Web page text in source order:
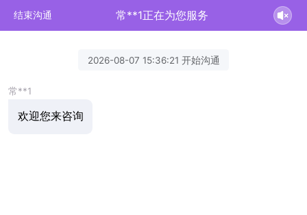
结束沟通 常**1正在为您服务
2026-08-07 15:36:21 开始沟通
常**1
欢迎您来咨询